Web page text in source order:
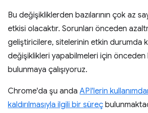
Bu değişikliklerden bazılarının çok az
etkisi olacaktır. Sorunları önceden
geliştiricilere, sitelerinin etkin durumda
değişiklikleri yapabilmeleri için
bulunmaya çalışıyoruz.
Chrome'da şu anda API'lerin
kaldırılmasıyla ilgili bir süreç